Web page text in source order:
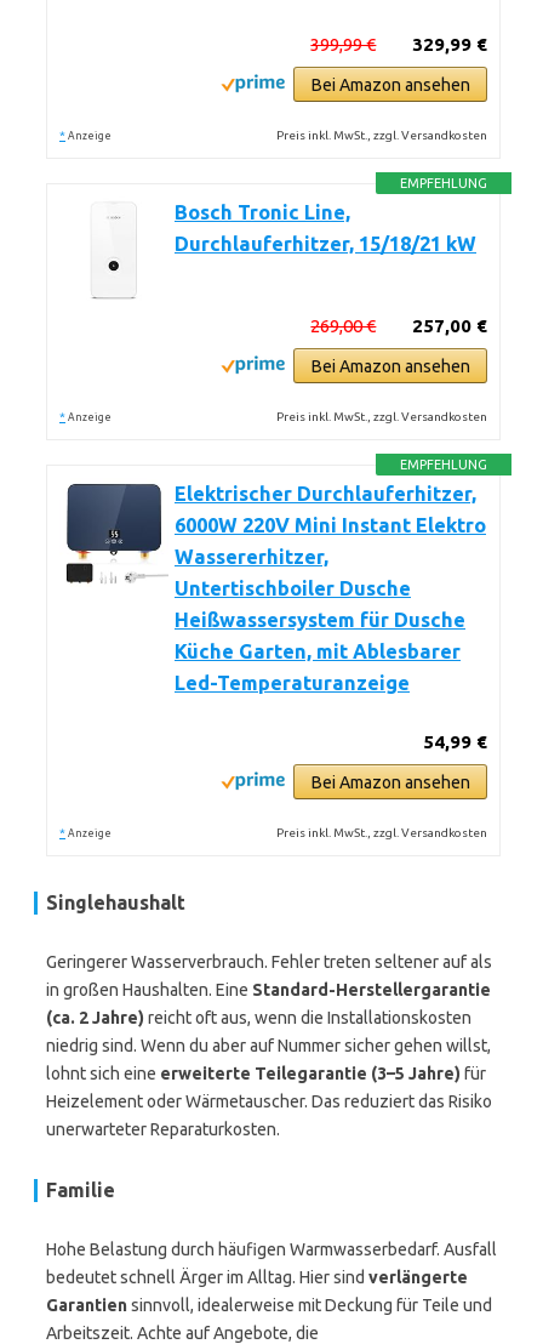
329,99 €
399,99 €
Bei Amazon ansehen
* Anzeige Preis inkl. MwSt., zzgl. Versandkosten
EMPFEHLUNG
Bosch Tronic Line,
Durchlauferhitzer, 15/18/21 kW
257,00 €
269,00 €
Bei Amazon ansehen
* Anzeige Preis inkl. MwSt., zzgl. Versandkosten
EMPFEHLUNG
Elektrischer Durchlauferhitzer,
6000W 220V Mini Instant Elektro
Wassererhitzer,
Untertischboiler Dusche
Heißwassersystem für Dusche
Küche Garten, mit Ablesbarer
Led-Temperaturanzeige
54,99 €
Bei Amazon ansehen
* Anzeige Preis inkl. MwSt., zzgl. Versandkosten
Singlehaushalt
Geringerer Wasserverbrauch. Fehler treten seltener auf als
in großen Haushalten. Eine Standard-Herstellergarantie
(ca. 2 Jahre) reicht oft aus, wenn die Installationskosten
niedrig sind. Wenn du aber auf Nummer sicher gehen willst,
lohnt sich eine erweiterte Teilegarantie (3–5 Jahre) für
Heizelement oder Wärmetauscher. Das reduziert das Risiko
unerwarteter Reparaturkosten.
Familie
Hohe Belastung durch häufigen Warmwasserbedarf. Ausfall
bedeutet schnell Ärger im Alltag. Hier sind verlängerte
Garantiensinnvoll, idealerweise mit Deckung für Teile und
Arbeitszeit. Achte auf Angebote, die